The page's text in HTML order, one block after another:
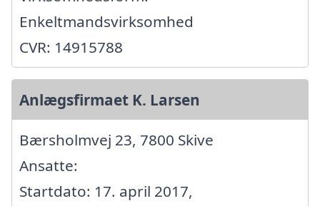
Enkeltmandsvirksomhed
CVR: 14915788
Anlægsfirmaet K. Larsen
Bærsholmvej 23, 7800 Skive
Ansatte:
Startdato: 17. april 2017,